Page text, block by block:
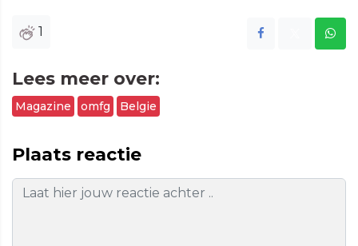
1
Lees meer over:
Magazine omfg Belgie
Plaats reactie